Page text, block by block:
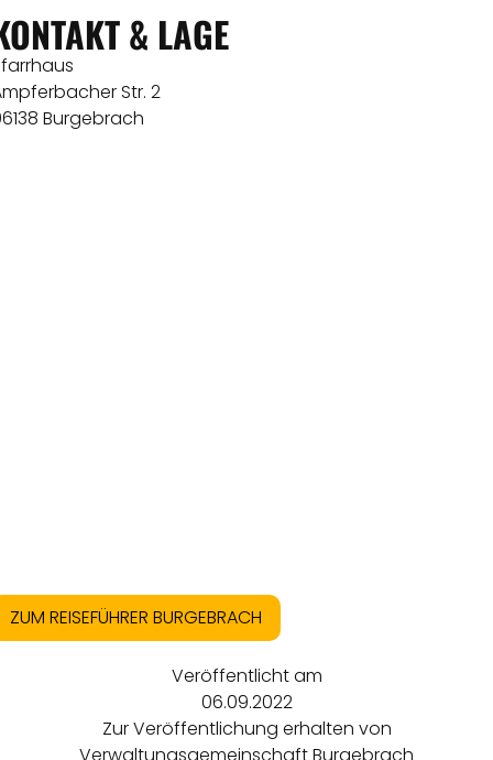
& LAGE
Str. 2
Burgebrach
ZUM REISEFÜHRER BURGEBRACH
Veröffentlicht am
06.09.2022
Zur Veröffentlichung erhalten von
Verwaltungsgemeinschaft Burgebrach